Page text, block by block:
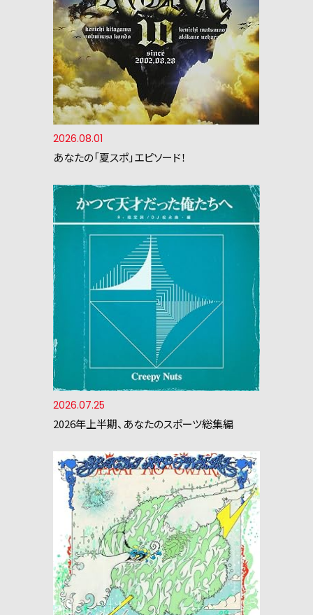
2026.08.01
あなたの「夏スポ」エピソード！
2026.07.25
2026年上半期、あなたのスポーツ総集編